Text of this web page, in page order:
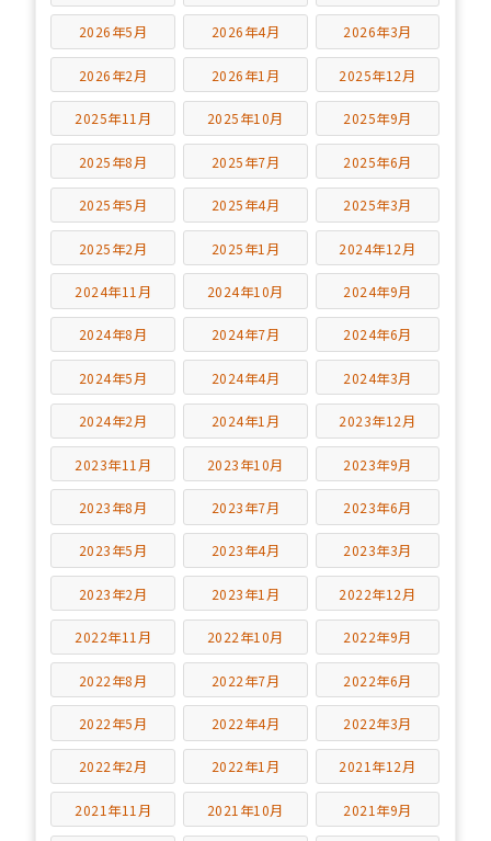
2026年5月 2026年4月 2026年3月
2026年2月 2026年1月 2025年12月
2025年11月 2025年10月 2025年9月
2025年8月 2025年7月 2025年6月
2025年5月 2025年4月 2025年3月
2025年2月 2025年1月 2024年12月
2024年11月 2024年10月 2024年9月
2024年8月 2024年7月 2024年6月
2024年5月 2024年4月 2024年3月
2024年2月 2024年1月 2023年12月
2023年11月 2023年10月 2023年9月
2023年8月 2023年7月 2023年6月
2023年5月 2023年4月 2023年3月
2023年2月 2023年1月 2022年12月
2022年11月 2022年10月 2022年9月
2022年8月 2022年7月 2022年6月
2022年5月 2022年4月 2022年3月
2022年2月 2022年1月 2021年12月
2021年11月 2021年10月 2021年9月